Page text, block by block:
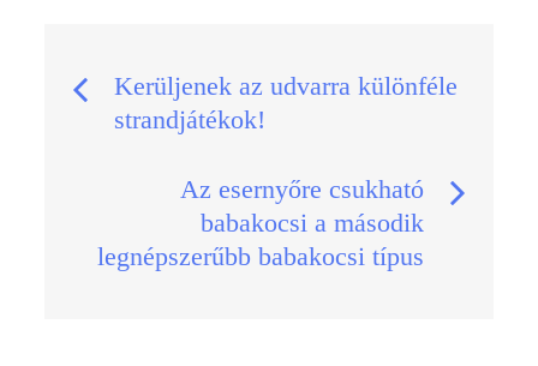
Bejegyzés
navigáció
Kerüljenek az udvarra különféle
strandjátékok!
Az esernyőre csukható
babakocsi a második
legnépszerűbb babakocsi típus